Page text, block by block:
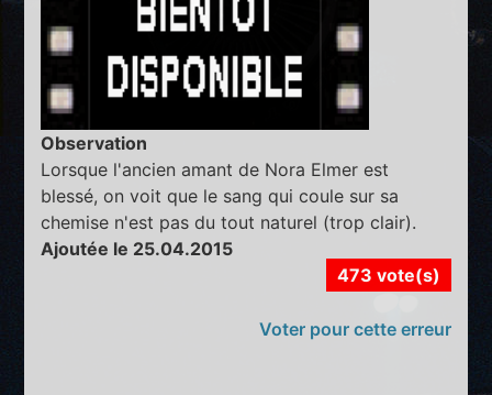
Observation
Lorsque l'ancien amant de Nora Elmer est
blessé, on voit que le sang qui coule sur sa
chemise n'est pas du tout naturel (trop clair).
Ajoutée le 25.04.2015
473 vote(s)
Voter pour cette erreur